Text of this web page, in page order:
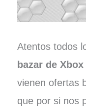
Atentos todos
bazar de
vienen ofertas
que por si nos